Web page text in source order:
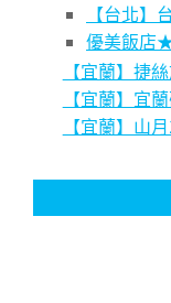
【台北
優美飯店
【宜蘭】捷
【宜蘭】宜
【宜蘭】山